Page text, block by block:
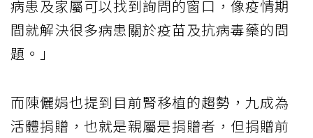
病患及家屬可以找到詢問的窗口，像疫情期
間就解決很多病患關於疫苗及抗病毒藥的問
題。」
而陳儷娟也提到目前腎移植的趨勢，九成為
活體捐贈，也就是親屬是捐贈者，但捐贈前